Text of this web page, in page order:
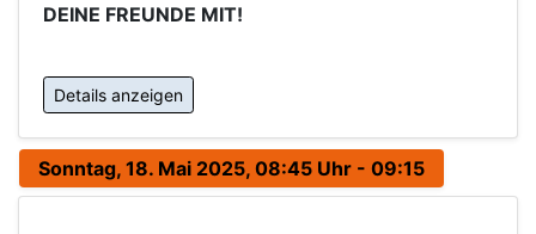
DEINE FREUNDE MIT!
Details anzeigen
Sonntag, 18. Mai 2025, 08:45 Uhr - 09:15